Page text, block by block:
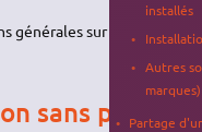
générales sur l'impression
sans pilote
installés
Autres
marques)
Partage